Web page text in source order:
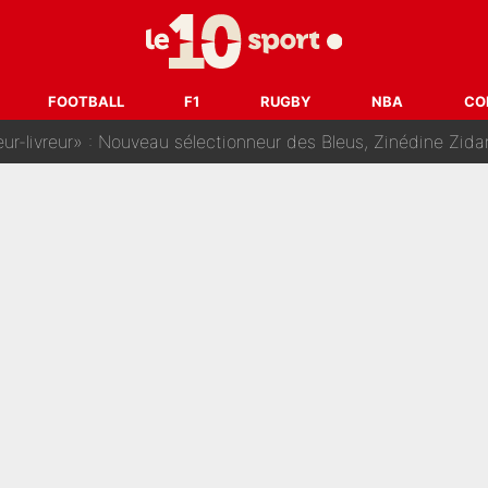
FOOTBALL F1 RUGBY NBA
Tadej Pogacar : Le transfert qui effraie le peloton, «c’est la
signatures en pleine crise financière : L’IA propose sept noms à l’OM
: Nouveau sélectionneur des Bleus, Zinédine Zidane s’était imaginé